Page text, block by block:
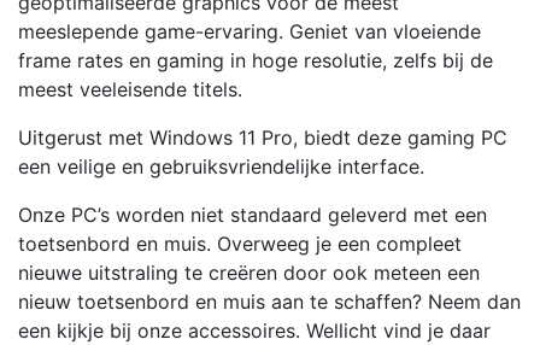
meeslepende game-ervaring. Geniet van vloeiende
frame rates en gaming in hoge resolutie, zelfs bij de
meest veeleisende titels.
Uitgerust met Windows 11 Pro, biedt deze gaming PC
een veilige en gebruiksvriendelijke interface.
Onze PC’s worden niet standaard geleverd met een
toetsenbord en muis. Overweeg je een compleet
nieuwe uitstraling te creëren door ook meteen een
nieuw toetsenbord en muis aan te schaffen? Neem dan
een kijkje bij onze accessoires. Wellicht vind je daar